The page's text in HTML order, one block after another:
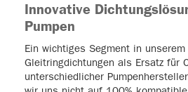
Innovative
Pumpen
Ein wichtiges Segment in
Gleitringdichtungen als Ersatz für
unterschiedlicher